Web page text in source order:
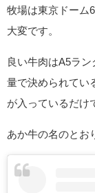
牧場は東京ドーム
大変です。
良い牛肉はA5ラ
量で決められてい
が入っているだけ
あか牛の名のとお